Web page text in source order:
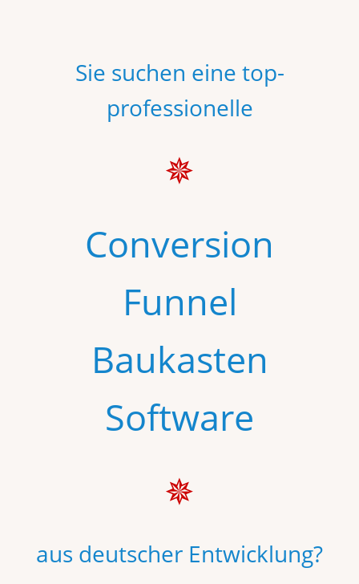
Sie suchen eine top-
professionelle
✵
Conversion
Funnel
Baukasten
Software
✵
aus deutscher Entwicklung?